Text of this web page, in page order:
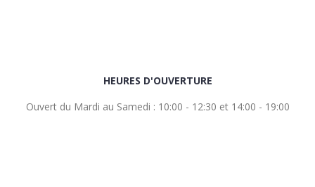
HEURES D'OUVERTURE
Ouvert du Mardi au Samedi : 10:00 - 12:30 et 14:00 - 19:00